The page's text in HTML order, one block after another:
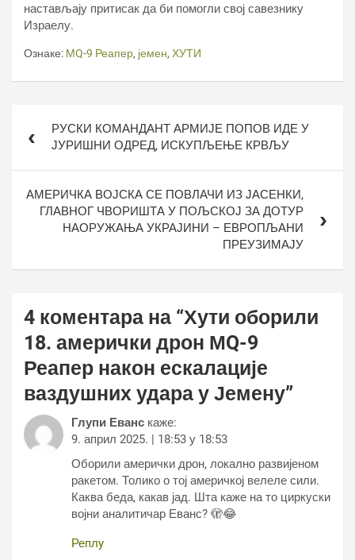
настављају притисак да би помогли свој савезнику
Израелу.
Ознаке: МQ-9 Реапер, јемен, ХУТИ
чланкаРУСКИ КОМАНДАНТ АРМИЈЕ ПОПОВ ИДЕ У
ЈУРИШНИ ОДРЕД, ИСКУПЉЕЊЕ КРВЉУ
АМЕРИЧКА ВОЈСКА СЕ ПОВЛАЧИ ИЗ ЈАСЕНКИ,
ГЛАВНОГ ЧВОРИШТА У ПОЉСКОЈ ЗА ДОТУР
НАОРУЖАЊА УКРАЈИНИ – ЕВРОПЉАНИ
ПРЕУЗИМАЈУ
4 коментара на “Хути оборили
18. амерички дрон МQ-9
Реапер након ескалације
ваздушних удара у Јемену”
Глупи Еванс каже:
9. април 2025. | 18:53 у 18:53
Оборили амерички дрон, локално развијеном
ракетом. Толико о тој америчкој велеле сили.
Каква беда, какав јад. Шта каже на то циркуски
војни аналитичар Еванс? 🫣😂
Реплy